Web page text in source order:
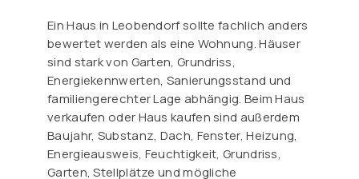
Ein Haus in Leobendorf sollte fachlich anders
bewertet werden als eine Wohnung. Häuser
sind stark von Garten, Grundriss,
Energiekennwerten, Sanierungsstand und
familiengerechter Lage abhängig. Beim Haus
verkaufen oder Haus kaufen sind außerdem
Baujahr, Substanz, Dach, Fenster, Heizung,
Energieausweis, Feuchtigkeit, Grundriss,
Garten, Stellplätze und mögliche